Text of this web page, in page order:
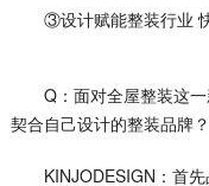
③设计赋能整装行业
Q：面对全屋整装这
契合自己设计的整装品牌？
KINJODESIGN：首